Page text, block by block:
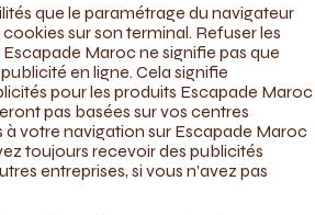
que le paramétrage du navigateur
sur son terminal. Refuser les
Maroc ne signifie pas que
en ligne. Cela signifie
pour les produits Escapade Maroc
pas basées sur vos centres
à votre navigation sur Escapade Maroc
toujours recevoir des publicités
entreprises, si vous n’avez pas